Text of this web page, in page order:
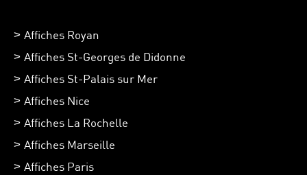
Affiches Royan
Affiches St-Georges de Didonne
Affiches St-Palais sur Mer
Affiches Nice
Affiches La Rochelle
Affiches Marseille
Affiches Paris